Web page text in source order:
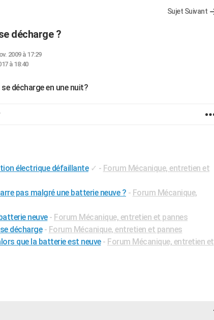
Sujet Suivant
décharge ?
2009 à 17:29
à 18:40
décharge en une nuit?
électrique défaillante ✓ - Forum Mécanique, entretien et
pas malgré une batterie neuve ? - Forum Mécanique,
neuve - Forum Mécanique, entretien et pannes
décharge - Forum Mécanique, entretien et pannes
que la batterie est neuve - Forum Mécanique, entretien et